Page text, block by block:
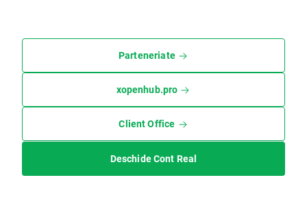
Parteneriate
xopenhub.pro
Client Office
Deschide Cont Real